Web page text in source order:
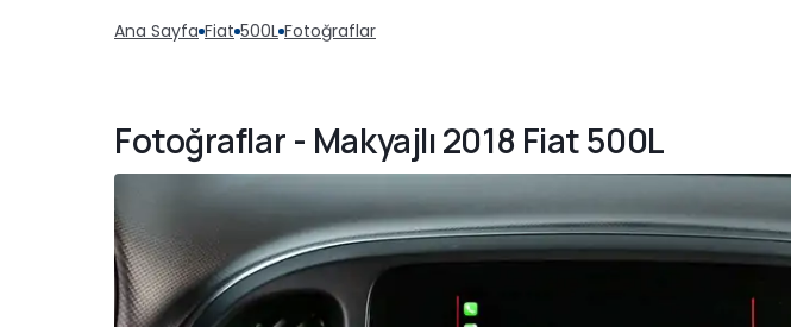
Ana Sayfa Fiat 500L Fotoğraflar
Fotoğraflar - Makyajlı 2018 Fiat 500L